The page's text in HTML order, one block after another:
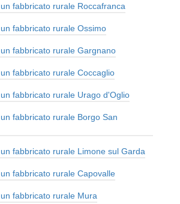
fabbricato rurale Roccafranca
fabbricato rurale Ossimo
fabbricato rurale Gargnano
fabbricato rurale Coccaglio
fabbricato rurale Urago d'Oglio
fabbricato rurale Borgo San
fabbricato rurale Limone sul Garda
fabbricato rurale Capovalle
fabbricato rurale Mura